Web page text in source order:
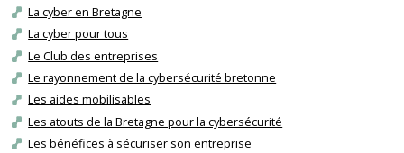
La cyber en Bretagne
La cyber pour tous
Le Club des entreprises
Le rayonnement de la cybersécurité bretonne
Les aides mobilisables
Les atouts de la Bretagne pour la cybersécurité
Les bénéfices à sécuriser son entreprise